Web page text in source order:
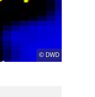
© DWD